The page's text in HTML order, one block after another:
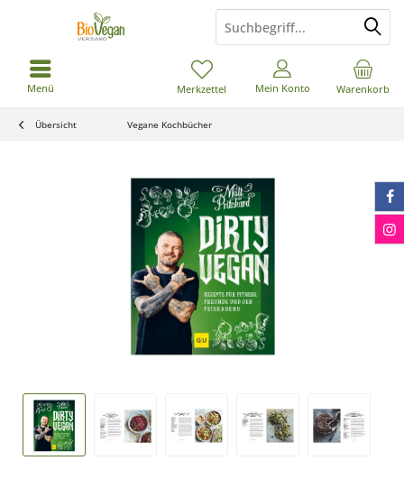
Warenkorb
Merkzettel Mein Konto
Menü
Übersicht Vegane Kochbücher